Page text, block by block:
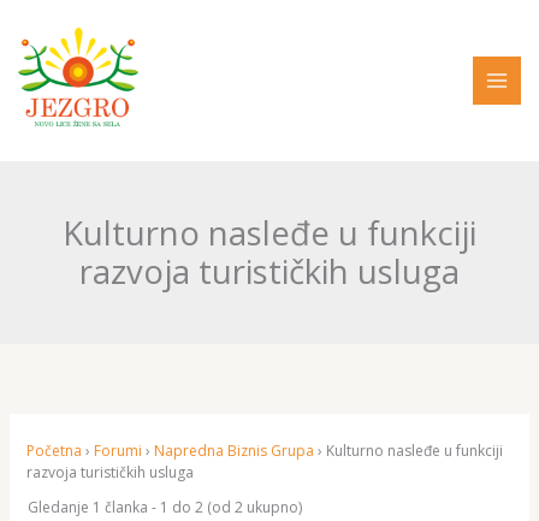
sadržaj
Kulturno nasleđe u funkciji
razvoja turističkih usluga
Početna › Forumi › Napredna Biznis Grupa › Kulturno nasleđe u funkciji
razvoja turističkih usluga
Gledanje 1 članka - 1 do 2 (od 2 ukupno)